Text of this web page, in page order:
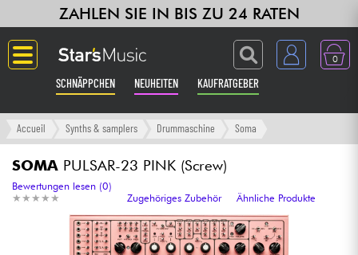
ZAHLEN SIE IN BIS ZU 24 RATEN
0
SCHNÄPPCHEN NEUHEITEN KAUFRATGEBER
Langue
Gitarre & Bass
Verstärker & Effekte
Klaviere & Piano
Accueil Synths & samplers Drummaschine Soma
SOMA PULSAR-23 PINK (Screw)
★ ★ ★ ★ ★
★ ★ ★ ★ ★
Bewertungen lesen (0)
Zugehöriges Zubehör
Ähnliche Produkte